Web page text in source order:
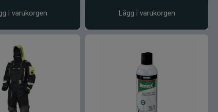
i varukorgen Lägg i varukorgen